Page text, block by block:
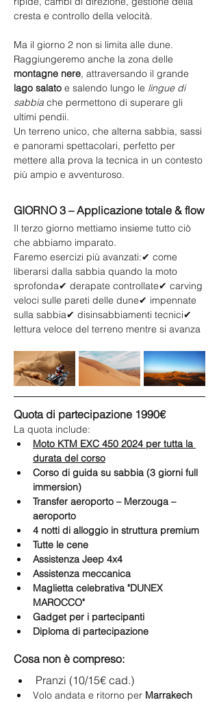
cresta e controllo della velocità.
Ma il giorno 2 non si limita alle dune.
Raggiungeremo anche la zona delle
montagne nere, attraversando il grande
lago salato e salendo lungo le lingue di
sabbia che permettono di superare gli
ultimi pendii.
Un terreno unico, che alterna sabbia, sassi
e panorami spettacolari, perfetto per
mettere alla prova la tecnica in un contesto
più ampio e avventuroso.
GIORNO 3 – Applicazione totale & flow
Il terzo giorno mettiamo insieme tutto ciò
che abbiamo imparato.
Faremo esercizi più avanzati:✔ come
liberarsi dalla sabbia quando la moto
sprofonda✔ derapate controllate✔ carving
veloci sulle pareti delle dune✔ impennate
sulla sabbia✔ disinsabbiamenti tecnici✔
lettura veloce del terreno mentre si avanza
Quota di partecipazione 1990€
La quota include:
Moto KTM EXC 450 2024 per tutta la
durata del corso
Corso di guida su sabbia (3 giorni full
immersion)
Transfer aeroporto – Merzouga –
aeroporto
4 notti di alloggio in struttura premium
Tutte le cene
Assistenza Jeep 4x4
Assistenza meccanica
Maglietta celebrativa "DUNEX
MAROCCO"
Gadget per i partecipanti
Diploma di partecipazione
Cosa non è compreso:
Pranzi (10/15€ cad.)
Volo andata e ritorno per Marrakech